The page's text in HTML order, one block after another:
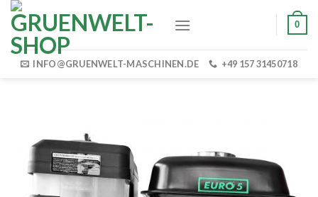
Skip
content
0
INFO@GRUENWELT-MASCHINEN.DE +49 157 31450718